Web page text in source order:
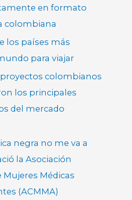
en formato
colombiana
los países más
para viajar
proyectos colombianos
los principales
del mercado
negra no me va a
la Asociación
Médicas
(ACMMA)